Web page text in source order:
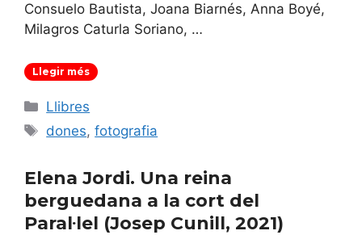
Consuelo Bautista, Joana Biarnés, Anna Boyé,
Milagros Caturla Soriano, …
Llegir més
Categories
Llibres
Etiquetes
dones,fotografia
Elena Jordi. Una reina
berguedana a la cort del
Paral·lel (Josep Cunill, 2021)